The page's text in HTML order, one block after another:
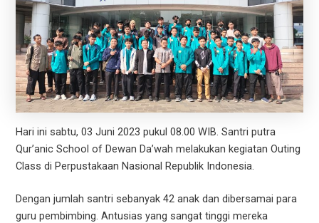
Hari ini sabtu, 03 Juni 2023 pukul 08.00 WIB. Santri putra
Qur’anic School of Dewan Da’wah melakukan kegiatan Outing
Class di Perpustakaan Nasional Republik Indonesia.
Dengan jumlah santri sebanyak 42 anak dan dibersamai para
guru pembimbing. Antusias yang sangat tinggi mereka